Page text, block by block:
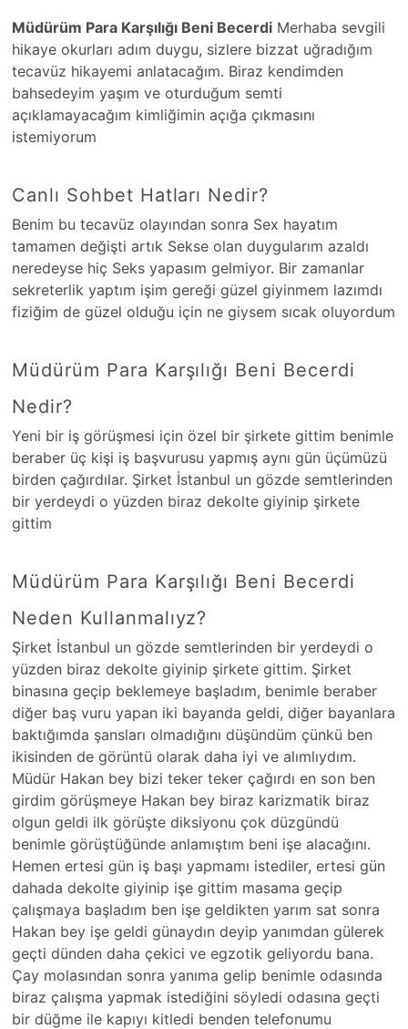
Müdürüm Para Karşılığı Beni Becerdi Merhaba sevgili
hikaye okurları adım duygu, sizlere bizzat uğradığım
tecavüz hikayemi anlatacağım. Biraz kendimden
bahsedeyim yaşım ve oturduğum semti
açıklamayacağım kimliğimin açığa çıkmasını
istemiyorum
Canlı Sohbet Hatları Nedir?
Benim bu tecavüz olayından sonra Sex hayatım
tamamen değişti artık Sekse olan duygularım azaldı
neredeyse hiç Seks yapasım gelmiyor. Bir zamanlar
sekreterlik yaptım işim gereği güzel giyinmem lazımdı
fiziğim de güzel olduğu için ne giysem sıcak oluyordum
Müdürüm Para Karşılığı Beni Becerdi
Nedir?
Yeni bir iş görüşmesi için özel bir şirkete gittim benimle
beraber üç kişi iş başvurusu yapmış aynı gün üçümüzü
birden çağırdılar. Şirket İstanbul un gözde semtlerinden
bir yerdeydi o yüzden biraz dekolte giyinip şirkete
gittim
Müdürüm Para Karşılığı Beni Becerdi
Neden Kullanmalıyz?
Şirket İstanbul un gözde semtlerinden bir yerdeydi o
yüzden biraz dekolte giyinip şirkete gittim. Şirket
binasına geçip beklemeye başladım, benimle beraber
diğer baş vuru yapan iki bayanda geldi, diğer bayanlara
baktığımda şansları olmadığını düşündüm çünkü ben
ikisinden de görüntü olarak daha iyi ve alımlıydım.
Müdür Hakan bey bizi teker teker çağırdı en son ben
girdim görüşmeye Hakan bey biraz karizmatik biraz
olgun geldi ilk görüşte diksiyonu çok düzgündü
benimle görüştüğünde anlamıştım beni işe alacağını.
Hemen ertesi gün iş başı yapmamı istediler, ertesi gün
dahada dekolte giyinip işe gittim masama geçip
çalışmaya başladım ben işe geldikten yarım sat sonra
Hakan bey işe geldi günaydın deyip yanımdan gülerek
geçti dünden daha çekici ve egzotik geliyordu bana.
Çay molasından sonra yanıma gelip benimle odasında
biraz çalışma yapmak istediğini söyledi odasına geçti
bir düğme ile kapıyı kitledi benden telefonumu